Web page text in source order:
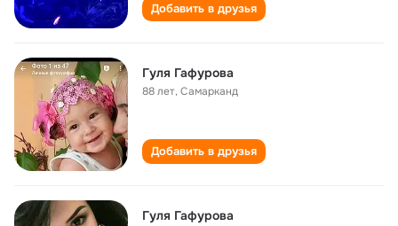
Добавить в друзья
Гуля Гафурова
88 лет,Самарканд
Добавить в друзья
Гуля Гафурова